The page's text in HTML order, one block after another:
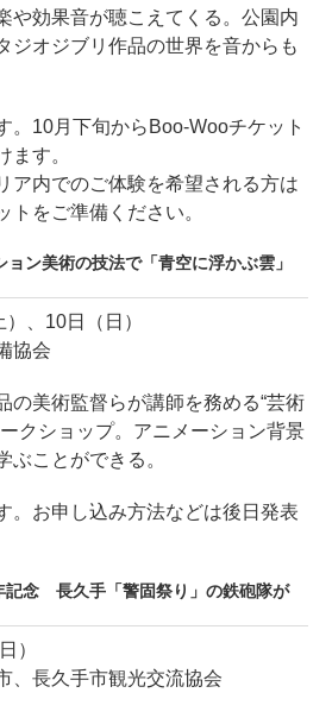
や効果音が聴こえてくる。公園内
ジオジブリ作品の世界を音からも
。10月下旬からBoo-Wooチケット
ます。
ア内でのご体験を希望される方は
トをご準備ください。
ン美術の技法で「青空に浮かぶ雲」
、10日（日）
協会
美術監督らが講師を務める“芸術
クショップ。アニメーション背景
ぶことができる。
。お申し込み方法などは後日発表
記念 長久手「警固祭り」の鉄砲隊が
）
、長久手市観光交流協会